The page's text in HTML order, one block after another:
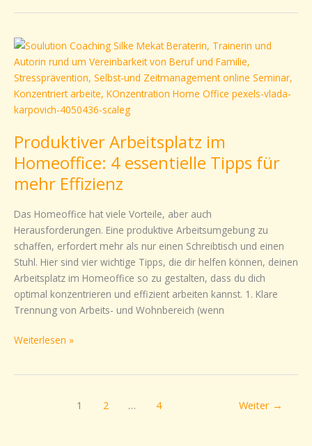
Produktiver Arbeitsplatz im
Homeoffice: 4 essentielle Tipps für
mehr Effizienz
Das Homeoffice hat viele Vorteile, aber auch
Herausforderungen. Eine produktive Arbeitsumgebung zu
schaffen, erfordert mehr als nur einen Schreibtisch und einen
Stuhl. Hier sind vier wichtige Tipps, die dir helfen können, deinen
Arbeitsplatz im Homeoffice so zu gestalten, dass du dich
optimal konzentrieren und effizient arbeiten kannst. 1. Klare
Trennung von Arbeits- und Wohnbereich (wenn
Produktiver
Arbeitsplatz
im
Homeoffice:
4
Tipps
für
mehr
Effizienz
Weiterlesen »
1 2 … 4 Weiter →